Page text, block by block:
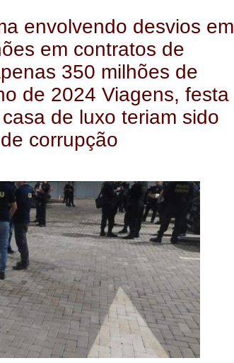
envolvendo desvios em
em contratos de
350 milhões de
de 2024 Viagens, festa
de luxo teriam sido
corrupção